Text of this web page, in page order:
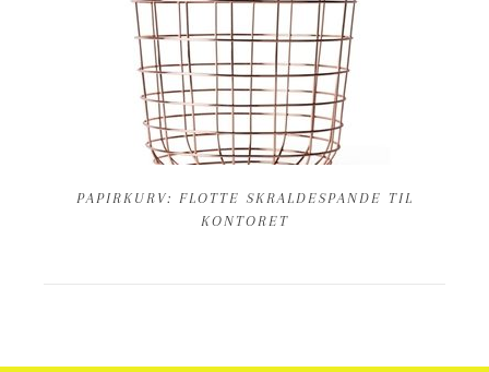
PAPIRKURV: FLOTTE SKRALDESPANDE TIL
KONTORET